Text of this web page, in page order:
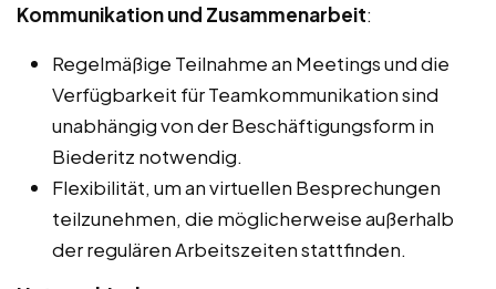
Kommunikation und Zusammenarbeit:
Regelmäßige Teilnahme an Meetings und die
Verfügbarkeit für Teamkommunikation sind
unabhängig von der Beschäftigungsform in
Biederitz notwendig.
Flexibilität, um an virtuellen Besprechungen
teilzunehmen, die möglicherweise außerhalb
der regulären Arbeitszeiten stattfinden.